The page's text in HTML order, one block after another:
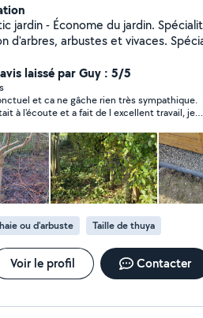
- Économe du jardin. Spécialité sur la
d'arbres, arbustes et vivaces.
globale du jardin pour une meilleure
aux aléas du climat local. Recherche de
sur mesure visant à réduire les besoins
sur le long terme. Outils manuels
donc travail silencieux possible.
que j'essaie de baser avant tout
en terme de physiologie
et de podologie.
laissé par Guy : 5/5
et ca ne gâche rien très sympathique.
à l'écoute et a fait de l excellent travail, je
ou d'arbuste Taille de thuya
Voir le profil Contacter